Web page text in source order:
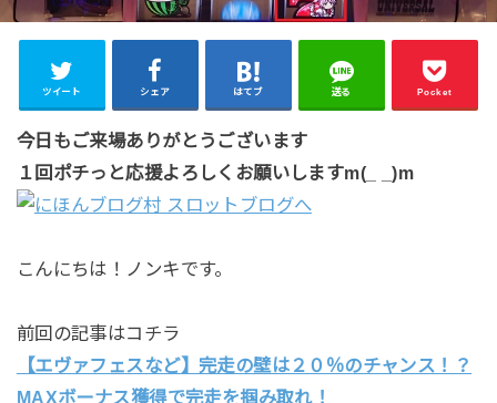
ツイート シェア はてブ 送る Pocket
今日もご来場ありがとうございます
１回ポチっと応援よろしくお願いしますm(_ _)m
こんにちは！ノンキです。
前回の記事はコチラ
【エヴァフェスなど】完走の壁は２０％のチャンス！？
MAXボーナス獲得で完走を掴み取れ！